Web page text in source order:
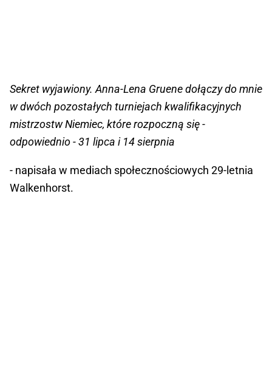
Sekret wyjawiony. Anna-Lena Gruene dołączy do mnie
w dwóch pozostałych turniejach kwalifikacyjnych
mistrzostw Niemiec, które rozpoczną się -
odpowiednio - 31 lipca i 14 sierpnia
- napisała w mediach społecznościowych 29-letnia
Walkenhorst.